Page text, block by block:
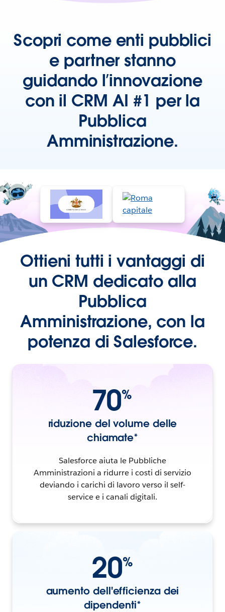
Scopri come enti pubblici
e partner stanno
guidando l’innovazione
con il CRM AI #1 per la
Pubblica
Amministrazione.
Ottieni tutti i vantaggi di
un CRM dedicato alla
Pubblica
Amministrazione, con la
potenza di Salesforce.
70%
riduzione del volume delle
chiamate*
Salesforce aiuta le Pubbliche
Amministrazioni a ridurre i costi di servizio
deviando i carichi di lavoro verso il self-
service e i canali digitali.
20%
aumento dell'efficienza dei
dipendenti*